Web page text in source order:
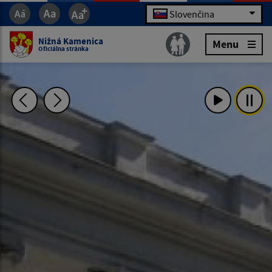
Slovenčina
Nižná Kamenica
Oficiálna stránka Menu